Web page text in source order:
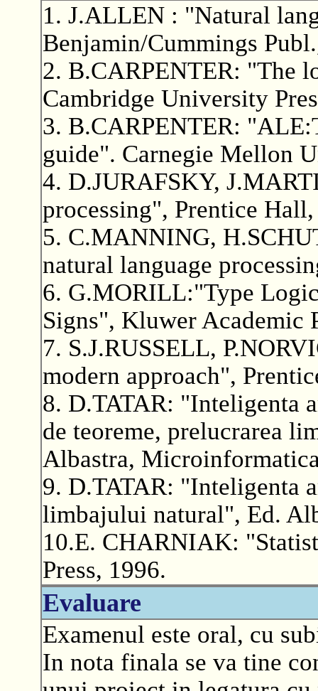
1. J.ALLEN : "Natural
Benjamin/Cummings
2. B.CARPENTER: "The
Cambridge University
3. B.CARPENTER:
guide". Carnegie Mellon
4. D.JURAFSKY,
processing", Prentice
5. C.MANNING,
natural language
6. G.MORILL:"Type
Signs", Kluwer Academic
7. S.J.RUSSELL,
modern approach",
8. D.TATAR: "Inteligenta
de teoreme, prelucrarea
Albastra,
9. D.TATAR: "Inteligenta
limbajului natural", Ed.
10.E. CHARNIAK:
Press, 1996.
Evaluare
Examenul este oral, cu
In nota finala se va tine